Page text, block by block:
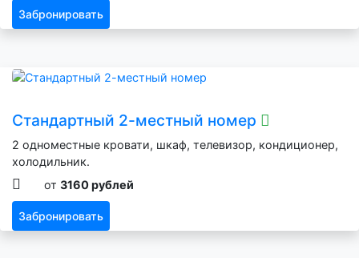
Забронировать
Стандартный 2-местный номер
2 одноместные кровати, шкаф, телевизор, кондиционер,
холодильник.
от 3160 рублей
Забронировать